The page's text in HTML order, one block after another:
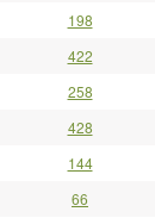
198
422
258
428
144
66